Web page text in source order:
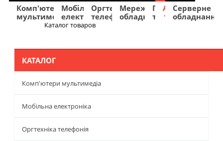
Комп'ютери
мультимедіа
Мобільна
електроніка
Оргтехніка
телефонія
Мережеве
обладнання
Побутова
техніка
TV
та
Фото
та
Авто
та
Серверне
обладнання
Каталог товаров
КАТАЛОГ
Комп'ютери мультимедіа
Мобільна електроніка
Оргтехніка телефонія